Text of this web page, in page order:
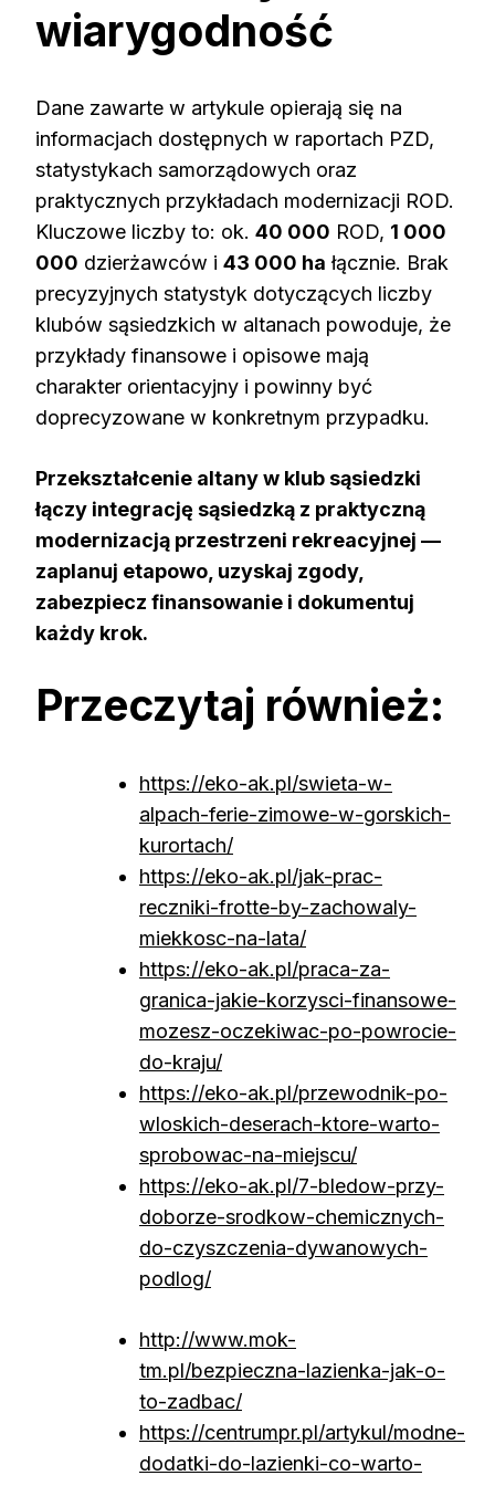
wiarygodność
Dane zawarte w artykule opierają się na
informacjach dostępnych w raportach PZD,
statystykach samorządowych oraz
praktycznych przykładach modernizacji ROD.
Kluczowe liczby to: ok. 40 000 ROD, 1 000
000 dzierżawców i 43 000 ha łącznie. Brak
precyzyjnych statystyk dotyczących liczby
klubów sąsiedzkich w altanach powoduje, że
przykłady finansowe i opisowe mają
charakter orientacyjny i powinny być
doprecyzowane w konkretnym przypadku.
Przekształcenie altany w klub sąsiedzki
łączy integrację sąsiedzką z praktyczną
modernizacją przestrzeni rekreacyjnej —
zaplanuj etapowo, uzyskaj zgody,
zabezpiecz finansowanie i dokumentuj
każdy krok.
Przeczytaj również:
https://eko-ak.pl/swieta-w-
alpach-ferie-zimowe-w-gorskich-
kurortach/
https://eko-ak.pl/jak-prac-
reczniki-frotte-by-zachowaly-
miekkosc-na-lata/
https://eko-ak.pl/praca-za-
granica-jakie-korzysci-finansowe-
mozesz-oczekiwac-po-powrocie-
do-kraju/
https://eko-ak.pl/przewodnik-po-
wloskich-deserach-ktore-warto-
sprobowac-na-miejscu/
https://eko-ak.pl/7-bledow-przy-
doborze-srodkow-chemicznych-
do-czyszczenia-dywanowych-
podlog/
http://www.mok-
tm.pl/bezpieczna-lazienka-jak-o-
to-zadbac/
https://centrumpr.pl/artykul/modne-
dodatki-do-lazienki-co-warto-